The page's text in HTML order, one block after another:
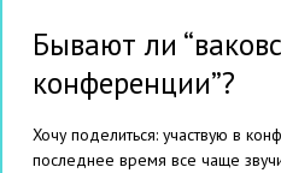
Бывают ли
конференции”?
Хочу поделиться: участвую в
последнее время все чаще